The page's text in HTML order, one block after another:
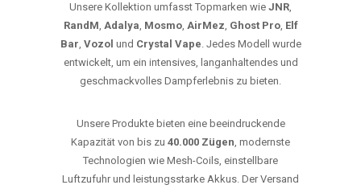
Unsere Kollektion umfasst Topmarken wie JNR,
RandM, Adalya, Mosmo, AirMez, Ghost Pro, Elf
Bar, Vozol und Crystal Vape. Jedes Modell wurde
entwickelt, um ein intensives, langanhaltendes und
geschmackvolles Dampferlebnis zu bieten.
Unsere Produkte bieten eine beeindruckende
Kapazität von bis zu 40.000 Zügen, modernste
Technologien wie Mesh-Coils, einstellbare
Luftzufuhr und leistungsstarke Akkus. Der Versand